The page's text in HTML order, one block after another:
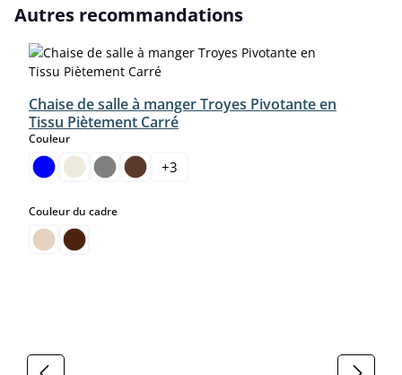
Ignorer la galerie de produits
Autres recommandations
Chaise de salle à manger Troyes Pivotante en
Tissu Piètement Carré
Couleurselect
+3
Couleur du cadreselect